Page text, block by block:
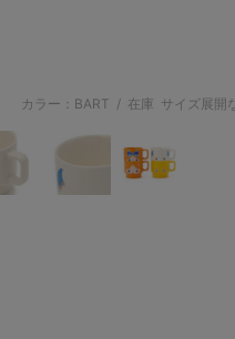
カラー：BART / 在庫 サイズ展